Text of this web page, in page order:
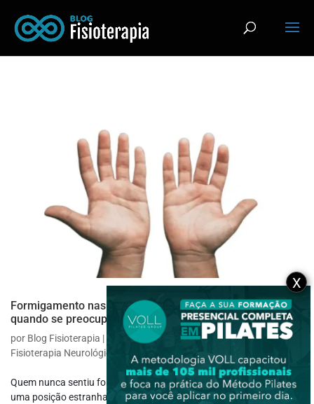
Formigamento nas mãos: 4 causas mais comuns e
quando se preocupar
por Blog Fisioterapia | ago 18, 2025 Fisioterapia Específica ,
Fisioterapia Neurológica
Quem nunca sentiu formigamento nas mãos depois de dormir em
uma posição estranha ou apoiar o braço por muito tempo? Em
X